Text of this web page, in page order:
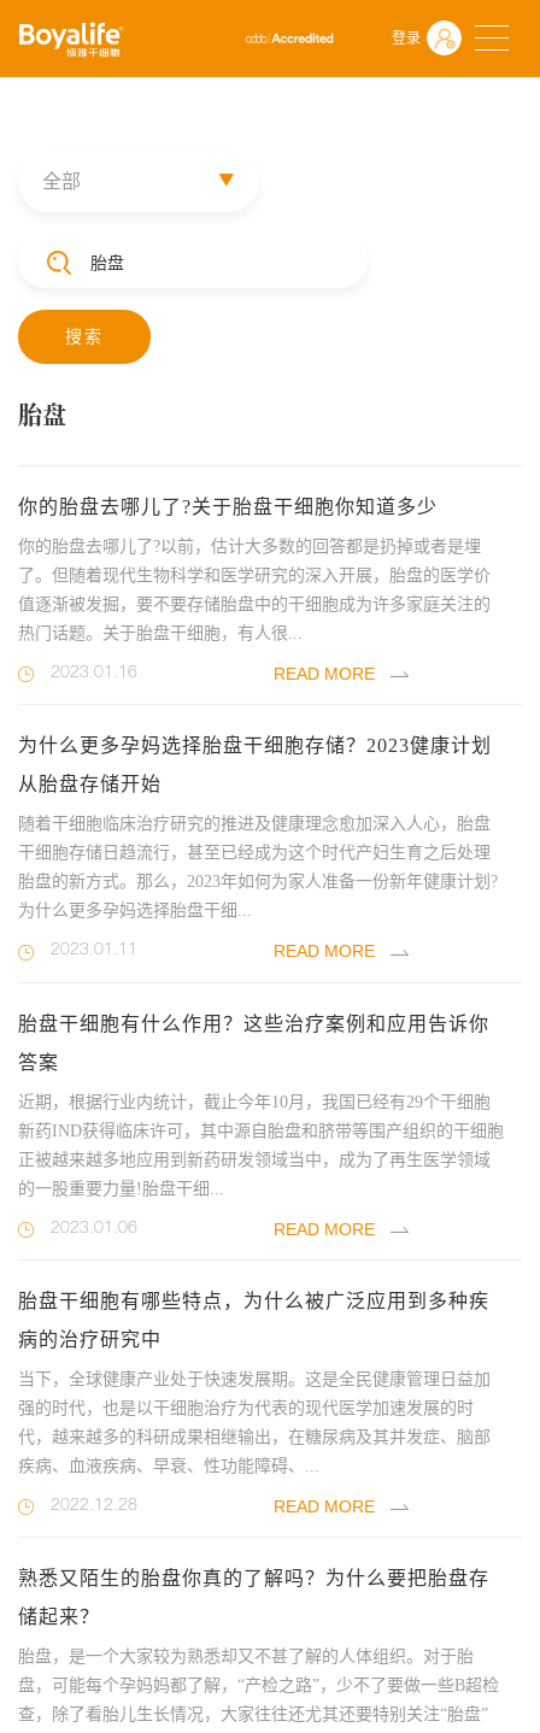
登录
首页 什么是干细胞 前沿动态
全部
搜索
胎盘
你的胎盘去哪儿了?关于胎盘干细胞你知道多少
你的胎盘去哪儿了?以前，估计大多数的回答都是扔掉或者是埋
了。但随着现代生物科学和医学研究的深入开展，胎盘的医学价
值逐渐被发掘，要不要存储胎盘中的干细胞成为许多家庭关注的
热门话题。关于胎盘干细胞，有人很...
2023.01.16 READ MORE
为什么更多孕妈选择胎盘干细胞存储？2023健康计划
从胎盘存储开始
随着干细胞临床治疗研究的推进及健康理念愈加深入人心，胎盘
干细胞存储日趋流行，甚至已经成为这个时代产妇生育之后处理
胎盘的新方式。那么，2023年如何为家人准备一份新年健康计划?
为什么更多孕妈选择胎盘干细...
2023.01.11 READ MORE
胎盘干细胞有什么作用？这些治疗案例和应用告诉你
答案
近期，根据行业内统计，截止今年10月，我国已经有29个干细胞
新药IND获得临床许可，其中源自胎盘和脐带等围产组织的干细胞
正被越来越多地应用到新药研发领域当中，成为了再生医学领域
的一股重要力量!胎盘干细...
2023.01.06 READ MORE
胎盘干细胞有哪些特点，为什么被广泛应用到多种疾
病的治疗研究中
当下，全球健康产业处于快速发展期。这是全民健康管理日益加
强的时代，也是以干细胞治疗为代表的现代医学加速发展的时
代，越来越多的科研成果相继输出，在糖尿病及其并发症、脑部
疾病、血液疾病、早衰、性功能障碍、...
2022.12.28 READ MORE
熟悉又陌生的胎盘你真的了解吗？为什么要把胎盘存
储起来？
胎盘，是一个大家较为熟悉却又不甚了解的人体组织。对于胎
盘，可能每个孕妈妈都了解，“产检之路”，少不了要做一些B超检
查，除了看胎儿生长情况，大家往往还尤其还要特别关注“胎盘”